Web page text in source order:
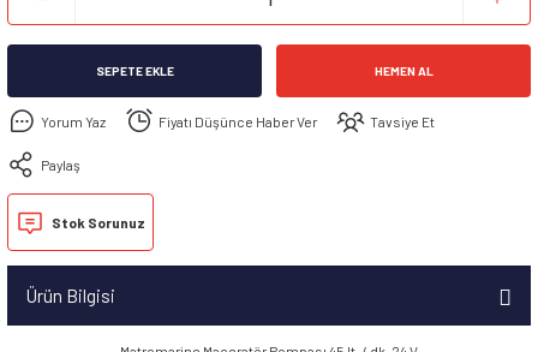
SEPETE EKLE HEMEN AL
Yorum Yaz Fiyatı Düşünce Haber Ver Tavsiye Et
Paylaş
Stok Sorunuz
Ürün Bilgisi